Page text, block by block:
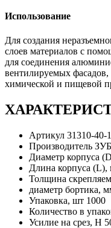
Использование
Для создания
слоев материалов с
для соединения
вентилируемых
химической и пищевой
Артикул 31310-40-
Производитель
Диаметр корпуса
Длина корпуса (L),
Толщина
диаметр бортика,
Упаковка, шт 1000
Количество в
Усилие на срез, Н